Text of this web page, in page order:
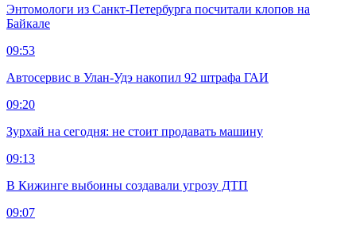
Энтомологи из Санкт-Петербурга посчитали клопов на
Байкале
09:53
Автосервис в Улан-Удэ накопил 92 штрафа ГАИ
09:20
Зурхай на сегодня: не стоит продавать машину
09:13
В Кижинге выбоины создавали угрозу ДТП
09:07